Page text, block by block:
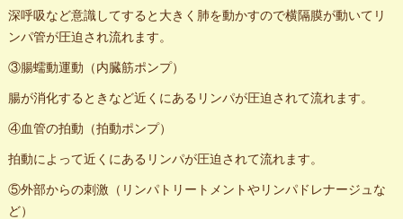
深呼吸など意識してすると大きく肺を動かすので横隔膜が動いてリ
ンパ管が圧迫され流れます。
③腸蠕動運動（内臓筋ポンプ）
腸が消化するときなど近くにあるリンパが圧迫されて流れます。
④血管の拍動（拍動ポンプ）
拍動によって近くにあるリンパが圧迫されて流れます。
⑤外部からの刺激（リンパトリートメントやリンパドレナージュな
ど）